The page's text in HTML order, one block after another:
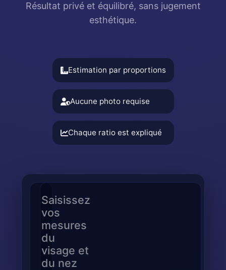
Résultat privé et équilibré, sans jugement
esthétique.
Estimation par proportions
Aucune photo requise
Chaque ratio est expliqué
Saisissez
vos
mesures
du
visage et
du nez